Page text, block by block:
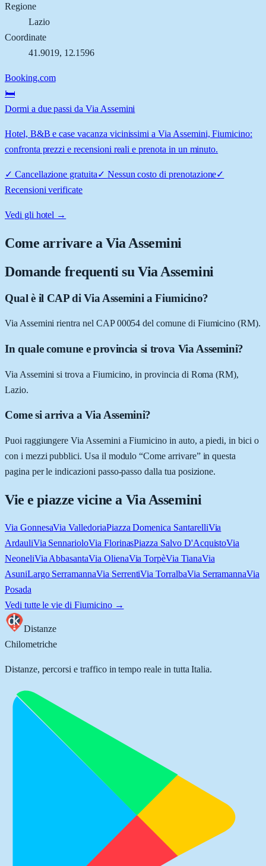
Regione
Lazio
Coordinate
41.9019, 12.1596
Booking.com
🛏️
Dormi a due passi da Via Assemini
Hotel, B&B e case vacanza vicinissimi a Via Assemini, Fiumicino:
confronta prezzi e recensioni reali e prenota in un minuto.
✓ Cancellazione gratuita✓ Nessun costo di prenotazione✓
Recensioni verificate
Vedi gli hotel →
Come arrivare aVia Assemini
Domande frequenti su Via Assemini
Qual è il CAP di Via Assemini a Fiumicino?
Via Assemini rientra nel CAP 00054 del comune di Fiumicino (RM).
In quale comune e provincia si trova Via Assemini?
Via Assemini si trova a Fiumicino, in provincia di Roma (RM),
Lazio.
Come si arriva a Via Assemini?
Puoi raggiungere Via Assemini a Fiumicino in auto, a piedi, in bici o
con i mezzi pubblici. Usa il modulo “Come arrivare” in questa
pagina per le indicazioni passo-passo dalla tua posizione.
Vie e piazze vicine a Via Assemini
Via GonnesaVia ValledoriaPiazza Domenica SantarelliVia
ArdauliVia SennarioloVia FlorinasPiazza Salvo D'AcquistoVia
NeoneliVia AbbasantaVia OlienaVia TorpèVia TianaVia
AsuniLargo SerramannaVia SerrentiVia TorralbaVia SerramannaVia
Posada
Vedi tutte le vie di Fiumicino→
Distanze
Chilometriche
Distanze, percorsi e traffico in tempo reale in tutta Italia.